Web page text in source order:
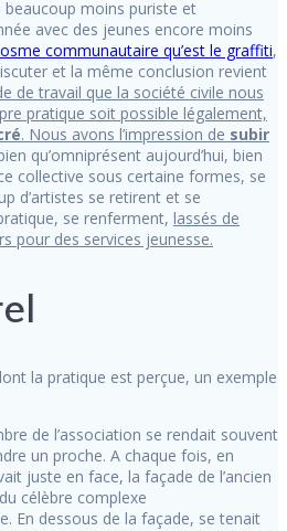
moins puriste et
avec des jeunes encore moins
communautaire qu’est le graffiti,
et la même conclusion revient
de travail que la société civile nous
pratique soit possible légalement,
. Nous avons l’impression de subir
qu’omniprésent aujourd’hui, bien
collective sous certaine formes, se
d’artistes se retirent et se
se renferment, lassés de
pour des services jeunesse.
la pratique est perçue, un exemple
de l’association se rendait souvent
un proche. A chaque fois, en
juste en face, la façade de l’ancien
célèbre complexe
En dessous de la façade, se tenait